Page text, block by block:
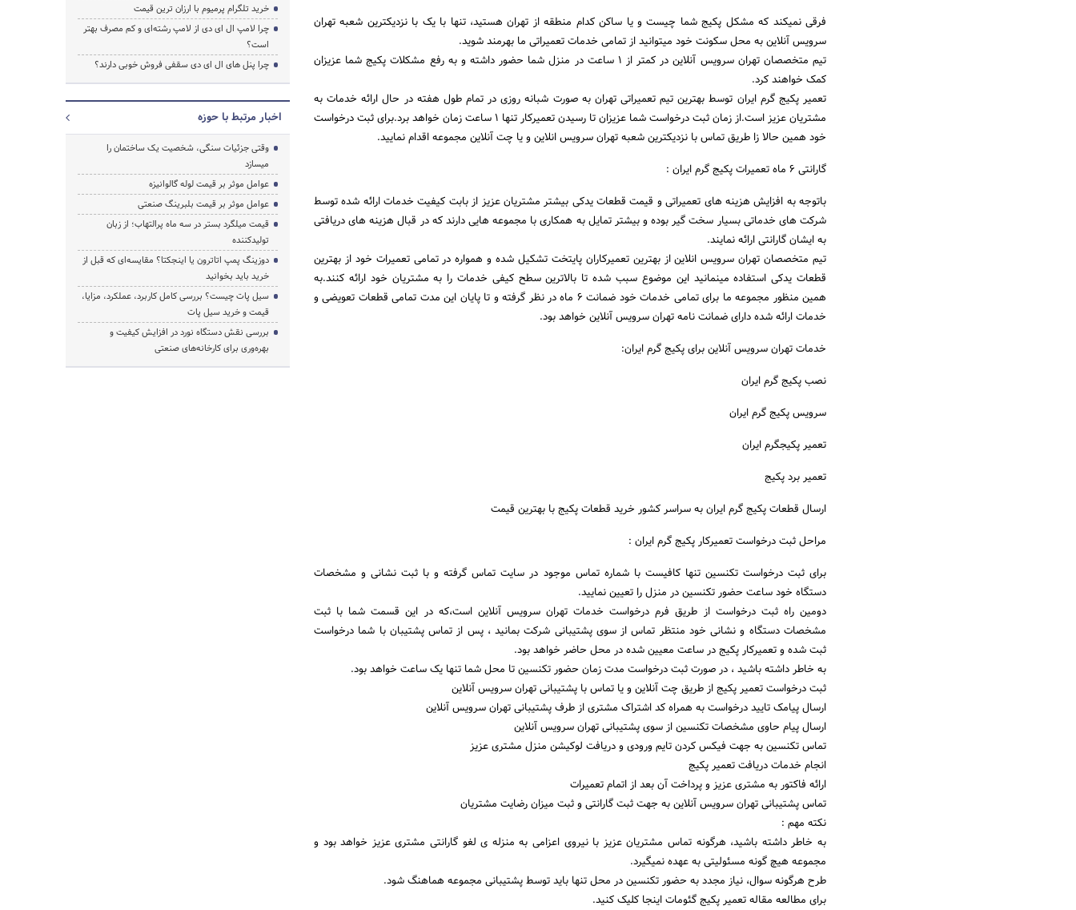
فرقی نمیکند که مشکل پکیج شما چیست و یا ساکن کدام منطقه از تهران هستید، تنها با یک با نزدیکترین شعبه تهران
سرویس آنلاین به محل سکونت خود میتوانید از تمامی خدمات تعمیراتی ما بهرمند شوید.
تیم متخصصان تهران سرویس آنلاین در کمتر از 1 ساعت در منزل شما حضور داشته و به رفع مشکلات پکیج شما عزیزان
کمک خواهند کرد.
تعمیر پکیج گرم ایران توسط بهترین تیم تعمیراتی تهران به صورت شبانه روزی در تمام طول هفته در حال ارائه خدمات به
مشتریان عزیز است.از زمان ثبت درخواست شما عزیزان تا رسیدن تعمیرکار تنها 1 ساعت زمان خواهد برد.برای ثبت درخواست
خود همین حالا زا طریق تماس با نزدیکترین شعبه تهران سرویس انلاین و یا چت آنلاین مجموعه اقدام نمایید.
گارانتی 6 ماه تعمیرات پکیج گرم ایران :
باتوجه به افزایش هزینه های تعمیراتی و قیمت قطعات یدکی بیشتر مشتریان عزیز از بابت کیفیت خدمات ارائه شده توسط
شرکت های خدماتی بسیار سخت گیر بوده و بیشتر تمایل به همکاری با مجموعه هایی دارند که در قبال هزینه های دریافتی
به ایشان گارانتی ارائه نمایند.
تیم متخصصان تهران سرویس انلاین از بهترین تعمیرکاران پایتخت تشکیل شده و همواره در تمامی تعمیرات خود از بهترین
قطعات یدکی استفاده مینمانید این موضوع سبب شده تا بالاترین سطح کیفی خدمات را به مشتریان خود ارائه کنند.به
همین منظور مجموعه ما برای تمامی خدمات خود ضمانت 6 ماه در نظر گرفته و تا پایان این مدت تمامی قطعات تعویضی و
خدمات ارائه شده دارای ضمانت نامه تهران سرویس آنلاین خواهد بود.
خدمات تهران سرویس آنلاین برای پکیج گرم ایران:
نصب پکیج گرم ایران
سرویس پکیج گرم ایران
تعمیر پکیجگرم ایران
تعمیر برد پکیج
ارسال قطعات پکیج گرم ایران به سراسر کشور خرید قطعات پکیج با بهترین قیمت
مراحل ثبت درخواست تعمیرکار پکیج گرم ایران :
برای ثبت درخواست تکنسین تنها کافیست با شماره تماس موجود در سایت تماس گرفته و با ثبت نشانی و مشخصات
دستگاه خود ساعت حضور تکنسین در منزل را تعیین نمایید.
دومین راه ثبت درخواست از طریق فرم درخواست خدمات تهران سرویس آنلاین است،که در این قسمت شما با ثبت
مشخصات دستگاه و نشانی خود منتظر تماس از سوی پشتیبانی شرکت بمانید ، پس از تماس پشتیبان با شما درخواست
ثبت شده و تعمیرکار پکیج در ساعت معیین شده در محل حاضر خواهد بود.
به خاطر داشته باشید ، در صورت ثبت درخواست مدت زمان حضور تکنسین تا محل شما تنها یک ساعت خواهد بود.
ثبت درخواست تعمیر پکیج از طریق چت آنلاین و یا تماس با پشتیبانی تهران سرویس آنلاین
ارسال پیامک تایید درخواست به همراه کد اشتراک مشتری از طرف پشتیبانی تهران سرویس آنلاین
ارسال پیام حاوی مشخصات تکنسین از سوی پشتیبانی تهران سرویس آنلاین
تماس تکنسین به جهت فیکس کردن تایم ورودی و دریافت لوکیشن منزل مشتری عزیز
انجام خدمات دریافت تعمیر پکیج
ارائه فاکتور به مشتری عزیز و پرداخت آن بعد از اتمام تعمیرات
تماس پشتیبانی تهران سرویس آنلاین به جهت ثبت گارانتی و ثبت میزان رضایت مشتریان
نکته مهم :
به خاطر داشته باشید، هرگونه تماس مشتریان عزیز با نیروی اعزامی به منزله ی لغو گارانتی مشتری عزیز خواهد بود و
مجموعه هیچ گونه مسئولیتی به عهده نمیگیرد.
طرح هرگونه سوال، نیاز مجدد به حضور تکنسین در محل تنها باید توسط پشتیبانی مجموعه هماهنگ شود.
برای مطالعه مقاله تعمیر پکیج گئومات اینجا کلیک کنید.
خرید تلگرام پرمیوم با ارزان ترین قیمت
چرا لامپ ال ای دی از لامپ رشته‌ای و کم مصرف بهتر
است؟
چرا پنل های ال ای دی سقفی فروش خوبی دارند؟
اخبار مرتبط با حوزه
وقتی جزئیات سنگی، شخصیت یک ساختمان را
میسازد
عوامل موثر بر قیمت لوله گالوانیزه
عوامل موثر بر قیمت بلبرینگ صنعتی
قیمت میلگرد بستر در سه ماه پرالتهاب؛ از زبان
تولیدکننده
دوزینگ پمپ اتاترون یا اینجکتا؟ مقایسه‌ای که قبل از
خرید باید بخوانید
سیل پات چیست؟ بررسی کامل کاربرد، عملکرد، مزایا،
قیمت و خرید سیل پات
بررسی نقش دستگاه نورد در افزایش کیفیت و
بهره‌وری برای کارخانه‌های صنعتی